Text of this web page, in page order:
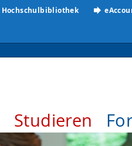
Hochschulbibliothek
Studieren